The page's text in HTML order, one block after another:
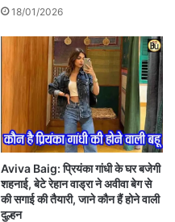
18/01/2026
Aviva Baig: प्रियंका गांधी के घर बजेगी
शहनाई, बेटे रेहान वाड्रा ने अवीवा बेग से
की सगाई की तैयारी, जाने कौन हैं होने वाली
दुल्हन